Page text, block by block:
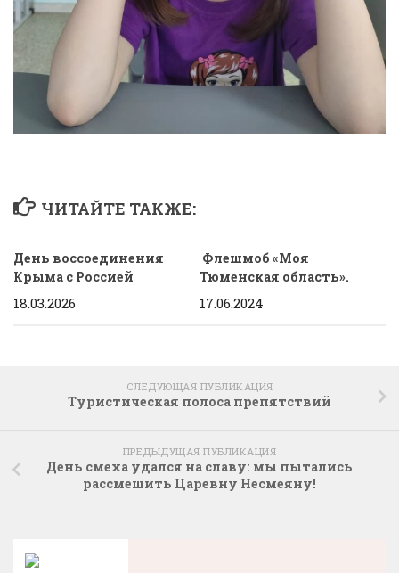
ЧИТАЙТЕ ТАКЖЕ:
День воссоединения
Крыма с Россией
18.03.2026
Флешмоб «Моя
Тюменская область».
17.06.2024
СЛЕДУЮЩАЯ ПУБЛИКАЦИЯ
Туристическая полоса препятствий
ПРЕДЫДУЩАЯ ПУБЛИКАЦИЯ
День смеха удался на славу: мы пытались
рассмешить Царевну Несмеяну!